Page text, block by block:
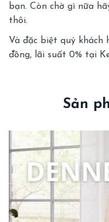
bạn. Còn chờ gì nữa
thôi.
Và đặc biệt quý khách
đồng, lãi suất 0% tại
Sản